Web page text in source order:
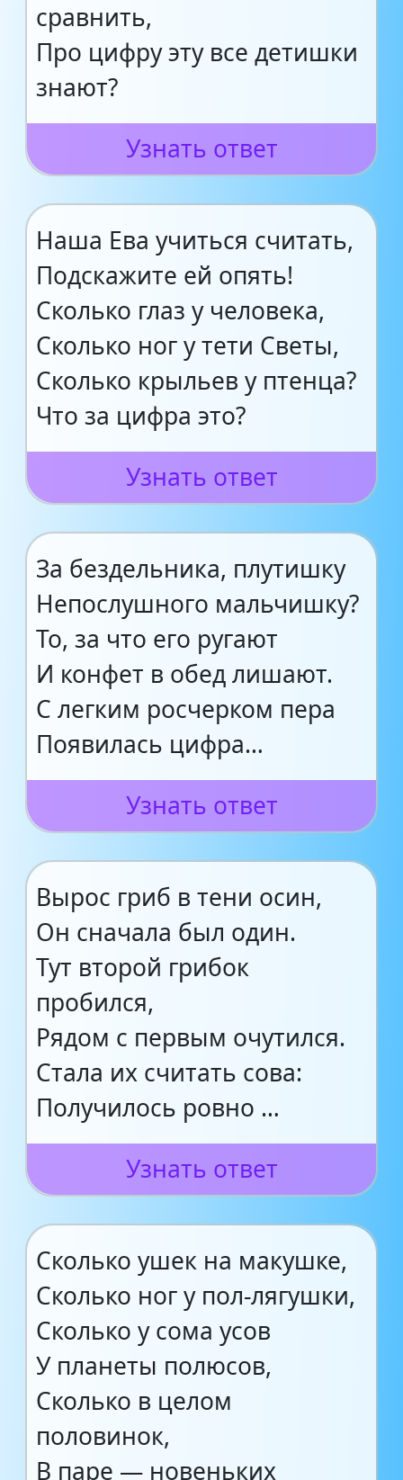
сравнить,
Про цифру эту все детишки
знают?
Узнать ответ
Наша Ева учиться считать,
Подскажите ей опять!
Сколько глаз у человека,
Сколько ног у тети Светы,
Сколько крыльев у птенца?
Что за цифра это?
Узнать ответ
За бездельника, плутишку
Непослушного мальчишку?
То, за что его ругают
И конфет в обед лишают.
С легким росчерком пера
Появилась цифра…
Узнать ответ
Вырос гриб в тени осин,
Он сначала был один.
Тут второй грибок
пробился,
Рядом с первым очутился.
Стала их считать сова:
Получилось ровно …
Узнать ответ
Сколько ушек на макушке,
Сколько ног у пол-лягушки,
Сколько у сома усов
У планеты полюсов,
Сколько в целом
половинок,
В паре — новеньких